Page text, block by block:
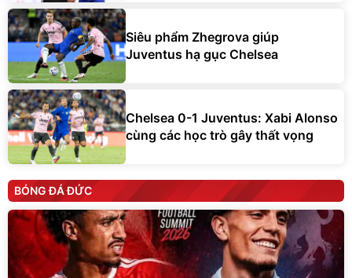
Siêu phẩm Zhegrova giúp
Juventus hạ gục Chelsea
Chelsea 0-1 Juventus: Xabi Alonso
cùng các học trò gây thất vọng
BÓNG ĐÁ ĐỨC